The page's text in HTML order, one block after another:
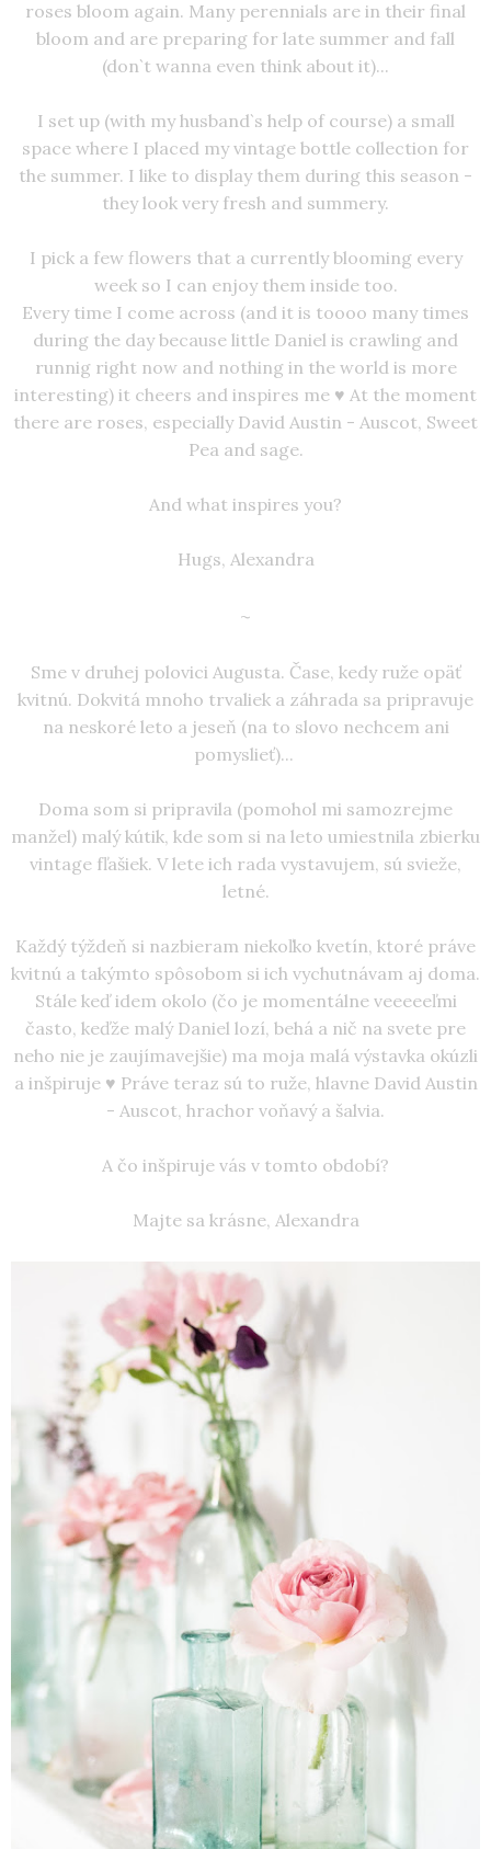
roses bloom again. Many perennials are in their final
bloom and are preparing for late summer and fall
(don`t wanna even think about it)...
I set up (with my husband`s help of course) a small
space where I placed my vintage bottle collection for
the summer. I like to display them during this season -
they look very fresh and summery.
I pick a few flowers that a currently blooming every
week so I can enjoy them inside too.
Every time I come across (and it is toooo many times
during the day because little Daniel is crawling and
runnig right now and nothing in the world is more
interesting) it cheers and inspires me ♥ At the moment
there are roses, especially David Austin - Auscot, Sweet
Pea and sage.
And what inspires you?
Hugs, Alexandra
~
Sme v druhej polovici Augusta. Čase, kedy ruže opäť
kvitnú. Dokvitá mnoho trvaliek a záhrada sa pripravuje
na neskoré leto a jeseň (na to slovo nechcem ani
pomyslieť)...
Doma som si pripravila (pomohol mi samozrejme
manžel) malý kútik, kde som si na leto umiestnila zbierku
vintage fľašiek. V lete ich rada vystavujem, sú svieže,
letné.
Každý týždeň si nazbieram niekoľko kvetín, ktoré práve
kvitnú a takýmto spôsobom si ich vychutnávam aj doma.
Stále keď idem okolo (čo je momentálne veeeeeľmi
často, keďže malý Daniel lozí, behá a nič na svete pre
neho nie je zaujímavejšie) ma moja malá výstavka okúzli
a inšpiruje ♥ Práve teraz sú to ruže, hlavne David Austin
- Auscot, hrachor voňavý a šalvia.
A čo inšpiruje vás v tomto období?
Majte sa krásne, Alexandra